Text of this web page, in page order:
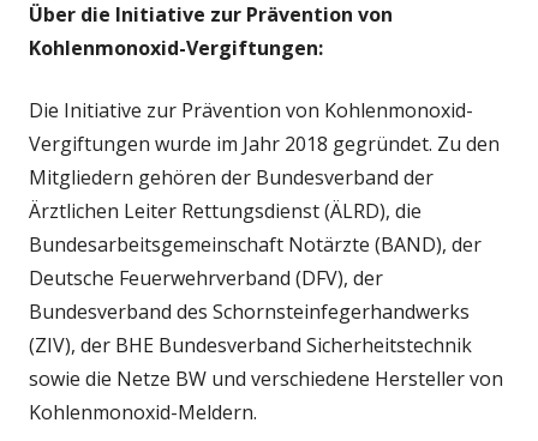
Über die Initiative zur Prävention von
Kohlenmonoxid-Vergiftungen:
Die Initiative zur Prävention von Kohlenmonoxid-
Vergiftungen wurde im Jahr 2018 gegründet. Zu den
Mitgliedern gehören der Bundesverband der
Ärztlichen Leiter Rettungsdienst (ÄLRD), die
Bundesarbeitsgemeinschaft Notärzte (BAND), der
Deutsche Feuerwehrverband (DFV), der
Bundesverband des Schornsteinfegerhandwerks
(ZIV), der BHE Bundesverband Sicherheitstechnik
sowie die Netze BW und verschiedene Hersteller von
Kohlenmonoxid-Meldern.